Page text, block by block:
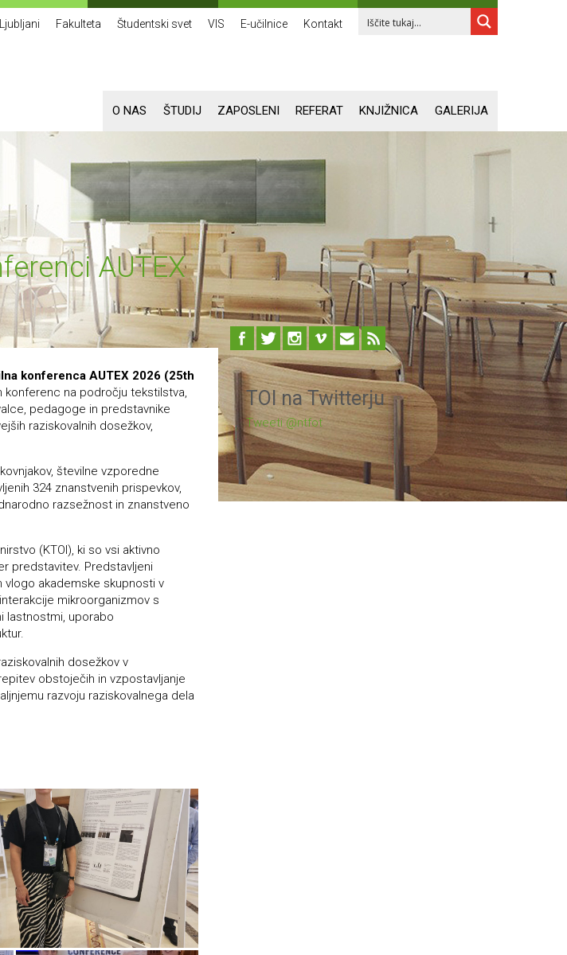
Fakulteta Študentski svet VIS E-učilnice Kontakt
O NAS ŠTUDIJ ZAPOSLENI REFERAT KNJIŽNICA GALERIJA
AUTEX
konferenca AUTEX 2026 (25th
konferenc na področju tekstilstva,
pedagoge in predstavnike
raziskovalnih dosežkov,
številne vzporedne
324 znanstvenih prispevkov,
razsežnost in znanstveno
(KTOI), ki so vsi aktivno
predstavitev. Predstavljeni
vlogo akademske skupnosti v
mikroorganizmov s
lastnostmi, uporabo
dosežkov v
obstoječih in vzpostavljanje
razvoju raziskovalnega dela
TOI na Twitterju
Tweeti @ntfot